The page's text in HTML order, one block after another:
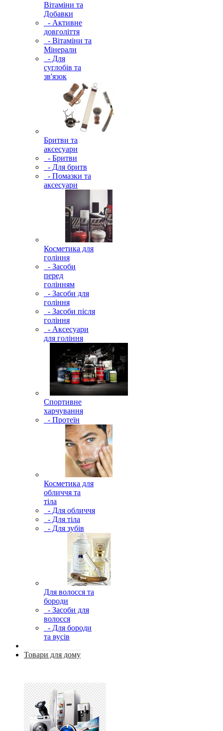
Вітаміни та
Добавки
- Активне
довголіття
- Вітаміни та
Мінерали
- Для
суглобів та
зв'язок
Бритви та
аксесуари
- Бритви
- Для бритв
- Помазки та
аксесуари
Косметика для
гоління
- Засоби
перед
голінням
- Засоби для
гоління
- Засоби після
гоління
- Аксесуари
для гоління
Спортивне
харчування
- Протеїн
Косметика для
обличчя та
тіла
- Для обличчя
- Для тіла
- Для зубів
Для волосся та
бороди
- Засоби для
волосся
- Для бороди
та вусів
Товари для дому